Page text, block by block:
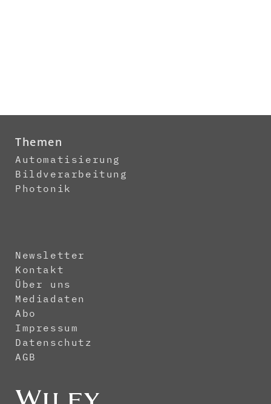
Themen
Automatisierung
Bildverarbeitung
Photonik
Newsletter
Kontakt
Über uns
Mediadaten
Abo
Impressum
Datenschutz
AGB